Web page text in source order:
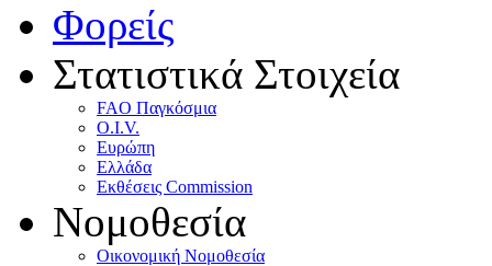
Φορείς
Στατιστικά Στοιχεία
FAO Παγκόσμια
O.I.V.
Ευρώπη
Ελλάδα
Eκθέσεις Commission
Νομοθεσία
Οικονομική Νομοθεσία